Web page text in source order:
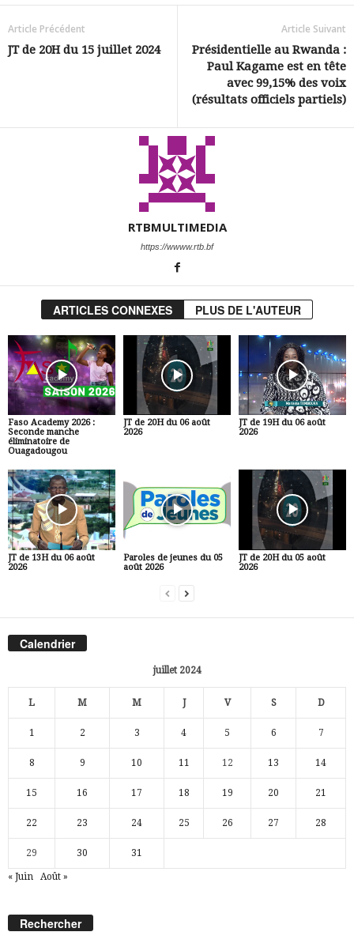
Article Précédent
JT de 20H du 15 juillet 2024
Article Suivant
Présidentielle au Rwanda :
Paul Kagame est en tête
avec 99,15% des voix
(résultats officiels partiels)
RTBMULTIMEDIA
https://wwww.rtb.bf
ARTICLES CONNEXES PLUS DE L'AUTEUR
Faso Academy 2026 :
Seconde manche
éliminatoire de
Ouagadougou
JT de 20H du 06 août
2026
JT de 19H du 06 août
2026
JT de 13H du 06 août
2026
Paroles de jeunes du 05
août 2026
JT de 20H du 05 août
2026
Calendrier
juillet 2024
L M M J V S D
1 2 3 4 5 6 7
8 9 10 11 12 13 14
15 16 17 18 19 20 21
22 23 24 25 26 27 28
29 30 31
« Juin Août »
Rechercher